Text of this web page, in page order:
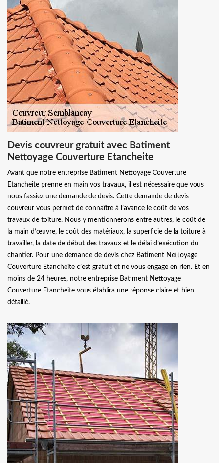
Devis couvreur gratuit avec Batiment
Nettoyage Couverture Etancheite
Avant que notre entreprise Batiment Nettoyage Couverture
Etancheite prenne en main vos travaux, il est nécessaire que vous
nous fassiez une demande de devis. Cette demande de devis
couvreur vous permet de connaître à l’avance le coût de vos
travaux de toiture. Nous y mentionnerons entre autres, le coût de
la main d’œuvre, le coût des matériaux, la superficie de la toiture à
travailler, la date de début des travaux et le délai d’exécution du
chantier. Pour une demande de devis chez Batiment Nettoyage
Couverture Etancheite c’est gratuit et ne vous engage en rien. Et en
moins de 24 heures, notre entreprise Batiment Nettoyage
Couverture Etancheite vous établira une réponse claire et bien
détaillé.